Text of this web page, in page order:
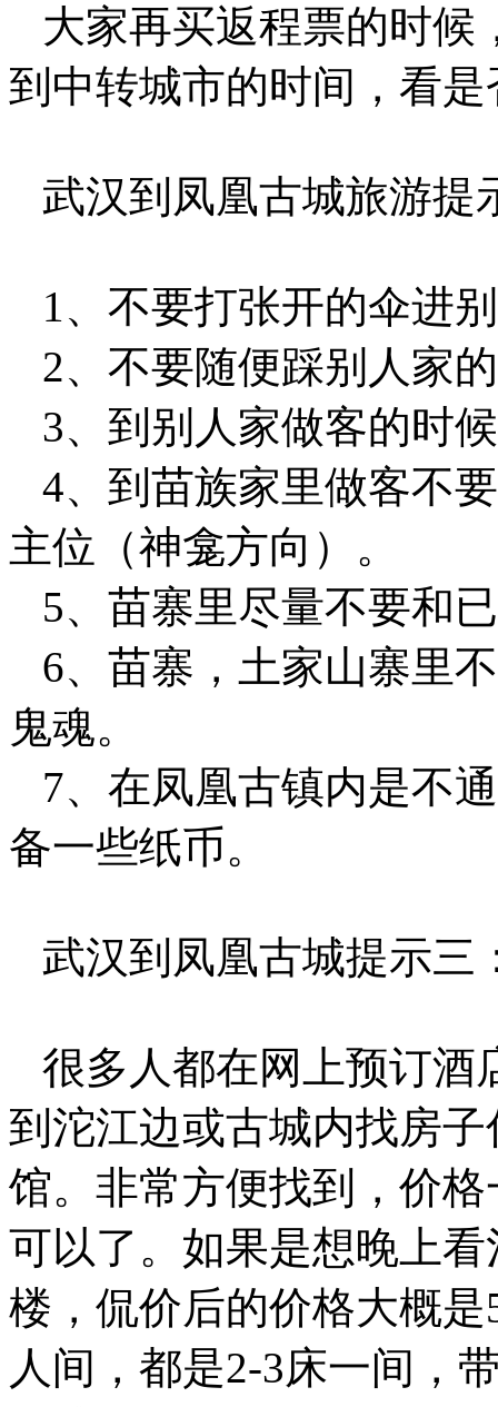
大家再买返程票的时候
到中转城市的时间，看
武汉到凤凰古城旅游提
1、不要打张开的伞进
2、不要随便踩别人家
3、到别人家做客的时
4、到苗族家里做客不
主位（神龛方向）。
5、苗寨里尽量不要和
6、苗寨，土家山寨里
鬼魂。
7、在凤凰古镇内是不
备一些纸币。
武汉到凤凰古城提示三
很多人都在网上预订酒
到沱江边或古城内找房
馆。非常方便找到，价
可以了。如果是想晚上
楼，侃价后的价格大概
人间，都是2-3床一间，